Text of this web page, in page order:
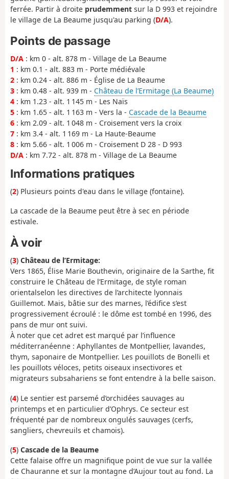
ferrée. Partir à droite prudemment sur la D 993 et rejoindre
le village de La Beaume jusqu'au parking (D/A).
Points de passage
D/A : km 0 - alt. 878 m - Village de La Beaume
1 : km 0.1 - alt. 883 m - Porte médiévale
2 : km 0.24 - alt. 886 m - Église de La Beaume
3 : km 0.48 - alt. 939 m - Château de l’Ermitage (La Beaume)
4 : km 1.23 - alt. 1 145 m - Les Naïs
5 : km 1.65 - alt. 1 163 m - Vers la - Cascade de la Beaume
6 : km 2.09 - alt. 1 048 m - Croisement vers la croix
7 : km 3.4 - alt. 1 169 m - La Haute-Beaume
8 : km 5.66 - alt. 1 006 m - Croisement D 28 - D 993
D/A : km 7.72 - alt. 878 m - Village de La Beaume
Informations pratiques
(2) Plusieurs points d'eau dans le village (fontaine).
La cascade de la Beaume peut être à sec en période
estivale.
À voir
(3) Château de l’Ermitage:
Vers 1865, Élise Marie Bouthevin, originaire de la Sarthe, fit
construire le Château de l’Ermitage, de style roman
orientalselon les directives de l’architecte lyonnais
Guillemot. Mais, bâtie sur des marnes, l’édifice s’est
progressivement écroulé : le dôme est tombé en 1996, des
pans de mur ont suivi.
À noter que cet adret est marqué par l’influence
méditerranéenne : Aphyllantes de Montpellier, lavandes,
thym, saponaire de Montpellier. Les pouillots de Bonelli et
les pouillots véloces, petits oiseaux insectivores et
migrateurs subsahariens se font entendre à la belle saison.
(4) Le sentier est parsemé d’orchidées sauvages au
printemps et en particulier d’Ophrys. Ce secteur est
fréquenté par de nombreux ongulés sauvages (cerfs,
sangliers, chevreuils et chamois).
(5) Cascade de la Beaume
Cette falaise offre un magnifique point de vue sur la vallée
de Chauranne et sur la montagne d’Aujour tout au fond. La